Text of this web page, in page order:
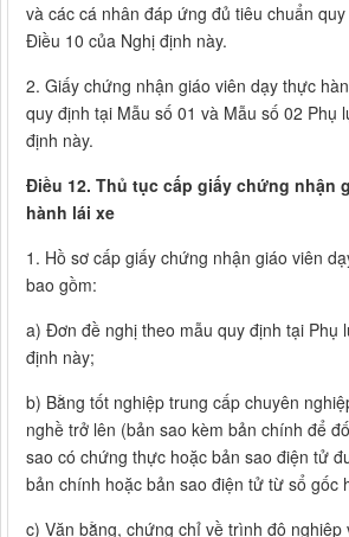
và các cá nhân đáp ứng đủ tiêu chuẩn
Điều 10 của Nghị định này.
2. Giấy chứng nhận giáo viên dạy thực
quy định tại Mẫu số 01 và Mẫu số 02 Phụ
định này.
Điều 12. Thủ tục cấp giấy chứng nhận
hành lái xe
1. Hồ sơ cấp giấy chứng nhận giáo viên
bao gồm:
a) Đơn đề nghị theo mẫu quy định tại Phụ
định này;
b) Bằng tốt nghiệp trung cấp chuyên
nghề trở lên (bản sao kèm bản chính để
sao có chứng thực hoặc bản sao điện tử
bản chính hoặc bản sao điện tử từ sổ gốc
c) Văn bằng, chứng chỉ về trình độ nghiệp